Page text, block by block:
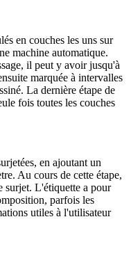
en couches les uns sur
machine automatique.
il peut y avoir jusqu'à
marquée à intervalles
La dernière étape de
fois toutes les couches
en ajoutant un
Au cours de cette étape,
surjet. L'étiquette a pour
parfois les
utiles à l'utilisateur